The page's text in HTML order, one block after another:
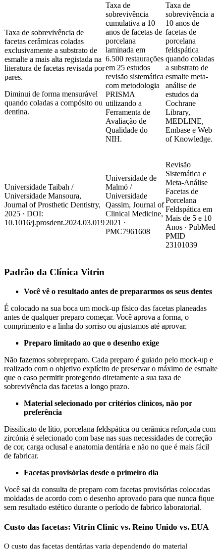
Taxa de sobrevivência de
facetas cerâmicas coladas
exclusivamente a substrato de
esmalte a mais alta registada na
literatura de facetas revisada por
pares.
Diminui de forma mensurável
quando coladas a compósito ou
dentina.
Taxa de
sobrevivência
cumulativa a 10
anos de facetas de
porcelana
laminada em
6.500 restaurações
em 25 estudos
revisão sistemática
com metodologia
PRISMA
utilizando a
Ferramenta de
Avaliação de
Qualidade do
NIH.
Taxa de
sobrevivência a
10 anos de
facetas de
porcelana
feldspática
quando coladas
a substrato de
esmalte meta-
análise de
estudos da
Cochrane
Library,
MEDLINE,
Embase e Web
of Knowledge.
Universidade Taibah /
Universidade Mansoura,
Journal of Prosthetic Dentistry,
2025 · DOI:
10.1016/j.prosdent.2024.03.019
Universidade de
Malmö /
Universidade
Qassim, Journal of
Clinical Medicine,
2021 ·
PMC7961608
Revisão
Sistemática e
Meta-Análise
Facetas de
Porcelana
Feldspática em
Mais de 5 e 10
Anos · PubMed
PMID
23101039
Padrão da Clínica Vitrin
Você vê o resultado antes de prepararmos os seus dentes
É colocado na sua boca um mock-up físico das facetas planeadas
antes de qualquer preparo começar. Você aprova a forma, o
comprimento e a linha do sorriso ou ajustamos até aprovar.
Preparo limitado ao que o desenho exige
Não fazemos sobrepreparo. Cada preparo é guiado pelo mock-up e
realizado com o objetivo explícito de preservar o máximo de esmalte
que o caso permitir protegendo diretamente a sua taxa de
sobrevivência das facetas a longo prazo.
Material selecionado por critérios clínicos, não por
preferência
Dissilicato de lítio, porcelana feldspática ou cerâmica reforçada com
zircónia é selecionado com base nas suas necessidades de correção
de cor, carga oclusal e anatomia dentária e não no que é mais fácil
de fabricar.
Facetas provisórias desde o primeiro dia
Você sai da consulta de preparo com facetas provisórias colocadas
moldadas de acordo com o desenho aprovado para que nunca fique
sem resultado estético durante o período de fabrico laboratorial.
Custo das facetas: Vitrin Clinic vs. Reino Unido vs. EUA
O custo das facetas dentárias varia dependendo do material